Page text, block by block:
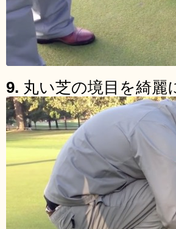
9. 丸い芝の境目を綺